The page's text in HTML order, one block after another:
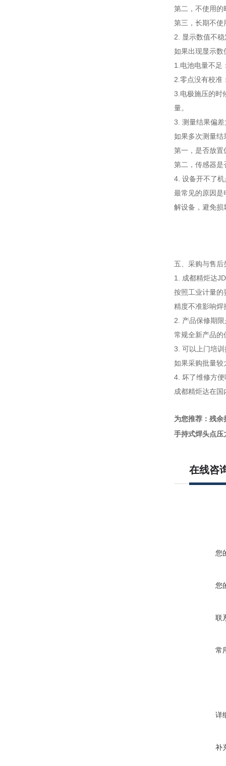
第二，不使用的
第三，长期不使
2. 显示数值不
如果出现显示数
1.电池电量不足
2.零点没有校准
3.电极施压的时
量。
3. 测量结果偏
如果多次测量结
第一，是否放置
第二，传感器是
4. 设备开不了
最常见的原因是
解设备，避免损
五、采购与售后
1. 成都精炬达
按照工业计量的
精度不准影响焊
2. 产品保修期
常规全新产品的
3. 可以上门培
如果采购批量较
4. 坏了维修方便
成都精炬达在
为您推荐：残
手持式焊头点压
在线咨
您
您
联
常
详
补